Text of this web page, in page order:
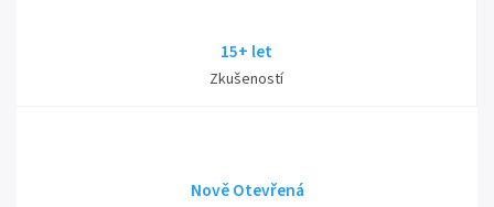
15+ let
Zkušeností
Nově Otevřená